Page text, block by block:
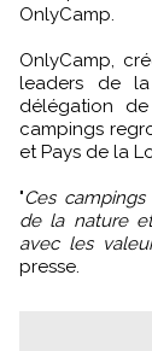
OnlyCamp.
OnlyCamp,
leaders de
délégation
campings
et Pays de la
"Ces
de la nature
avec les
presse.